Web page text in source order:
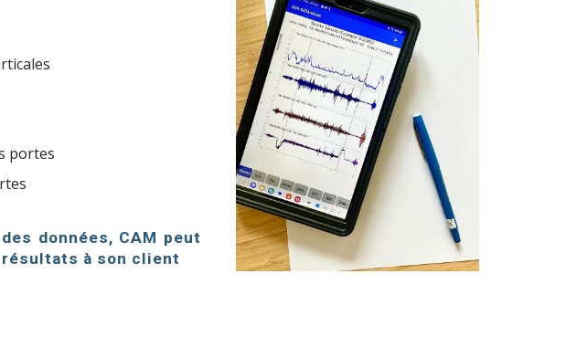
portes
données, CAM peut
à son client